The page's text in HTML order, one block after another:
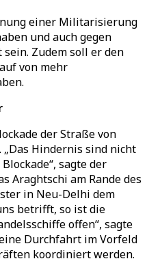
einer Militarisierung
und auch gegen
Zudem soll er den
von mehr
der Straße von
„Das Hindernis sind nicht
sagte der
Araghtschi am Rande des
in Neu-Delhi dem
betrifft, so ist die
offen“, sagte
Durchfahrt im Vorfeld
koordiniert werden.